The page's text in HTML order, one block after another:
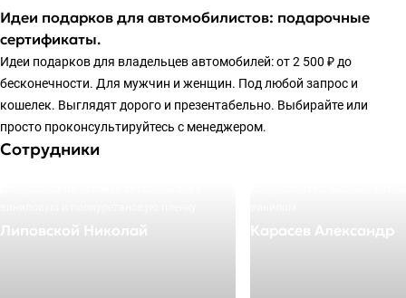
Идеи подарков для автомобилистов: подарочные
сертификаты.
Идеи подарков для владельцев автомобилей: от 2 500 ₽ до
бесконечности. Для мужчин и женщин. Под любой запрос и
кошелек. Выглядят дорого и презентабельно. Выбирайте или
просто проконсультируйтесь с менеджером.
Сотрудники
Липовской Николай Карасев Александр